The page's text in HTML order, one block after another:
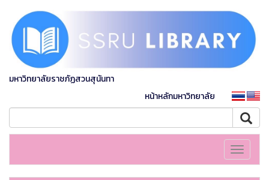
มหาวิทยาลัยราชภัฏสวนสุนันทา
หน้าหลักมหาวิทยาลัย
Toggle